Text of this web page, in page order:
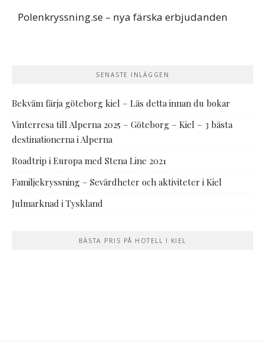
Polenkryssning.se – nya färska erbjudanden
SENASTE INLÄGGEN
Bekväm färja göteborg kiel – Läs detta innan du bokar
Vinterresa till Alperna 2025 – Göteborg – Kiel – 3 bästa
destinationerna i Alperna
Roadtrip i Europa med Stena Line 2021
Familjekryssning – Sevärdheter och aktiviteter i Kiel
Julmarknad i Tyskland
BÄSTA PRIS PÅ HOTELL I KIEL